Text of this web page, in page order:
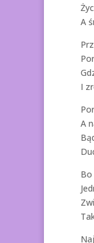
A
I
A